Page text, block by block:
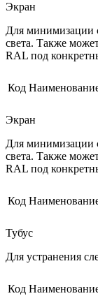
Экран
Для минимизации
света. Также
RAL под
Код
Экран
Для минимизации
света. Также
RAL под
Код
Тубус
Для устранения
Код